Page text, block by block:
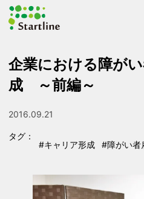
イ
ン企業における障が
成 ～前編～
投稿日
2016.09.21
タグ：
タグ
#キャリア形成
タグ
#障がい者